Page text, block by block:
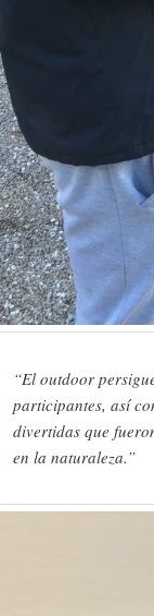
“El outdoor
participantes, así
divertidas que
en la naturaleza.”